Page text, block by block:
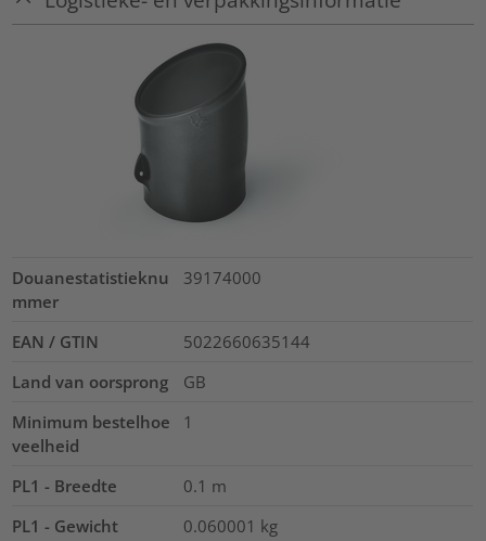
Douanestatistieknu
mmer
39174000
EAN / GTIN
5022660635144
Land van oorsprong
GB
Minimum bestelhoe
veelheid
1
PL1 - Breedte 0.1 m
PL1 - Gewicht
0.060001 kg